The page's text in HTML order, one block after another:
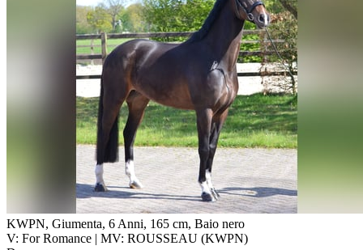
KWPN, Giumenta, 6 Anni, 165 cm, Baio nero
V: For Romance | MV: ROUSSEAU (KWPN)